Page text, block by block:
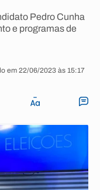
Pedro Cunha
e programas de
em 22/06/2023 às 15:17